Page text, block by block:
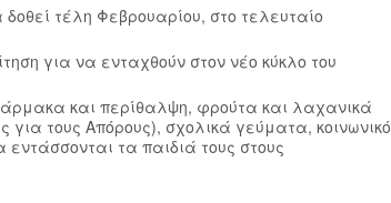
τέλη Φεβρουαρίου, στο τελευταίο
για να ενταχθούν στον νέο κύκλο του
και περίθαλψη, φρούτα και λαχανικά
τους Απόρους), σχολικά γεύματα, κοινωνικό
τα παιδιά τους στους